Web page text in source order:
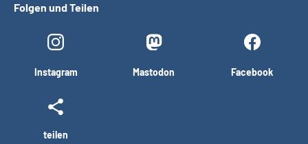
Folgen und Teilen
Instagram Mastodon Facebook
teilen